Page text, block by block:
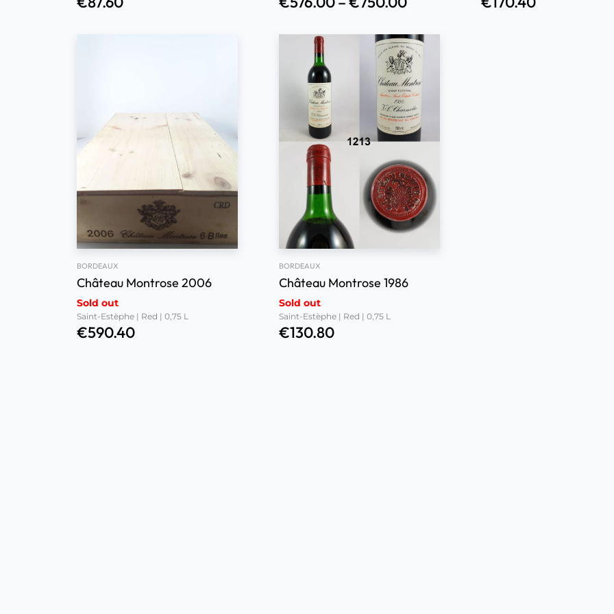
BORDEAUX
Château Montrose 2006
Sold out
Saint-Estèphe | Red | 0,75 L
€590.40
BORDEAUX
Château Montrose 1986
Sold out
Saint-Estèphe | Red | 0,75 L
€130.80